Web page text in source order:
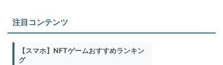
注目コンテンツ
【スマホ】NFTゲームおすすめランキン
グ